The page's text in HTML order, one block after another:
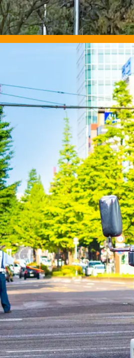
想定給与
月給￥217,000
午後4時30分〜午前1時
契約社員 トラック 中型トラッ
気になる 詳しく見る
【完全週休2日制！】
株式会社 印南組
想定給与
月給￥158,400〜￥172,800
勤務時間
午前9時〜午後5時
勤務地
栃木県那須塩原市